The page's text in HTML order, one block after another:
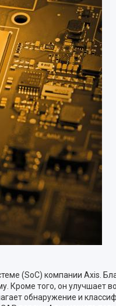
(SoC) компании Axis.
Кроме того, он улучшает
обнаружение и